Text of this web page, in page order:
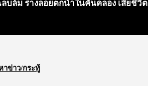
บล้ม ร่างลอยตกน้ำในคันคลอง เสียชีวิต
าข่าว/กระทู้